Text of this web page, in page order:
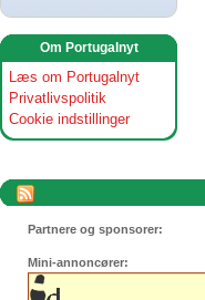
Om Portugalnyt
Læs om Portugalnyt
Privatlivspolitik
Cookie indstillinger
Partnere og sponsorer:
Mini-annoncører: